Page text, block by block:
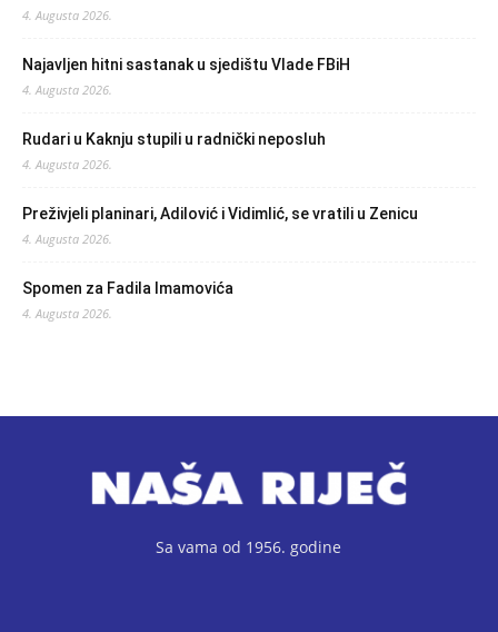
4. Augusta 2026.
Najavljen hitni sastanak u sjedištu Vlade FBiH
4. Augusta 2026.
Rudari u Kaknju stupili u radnički neposluh
4. Augusta 2026.
Preživjeli planinari, Adilović i Vidimlić, se vratili u Zenicu
4. Augusta 2026.
Spomen za Fadila Imamovića
4. Augusta 2026.
Sa vama od 1956. godine